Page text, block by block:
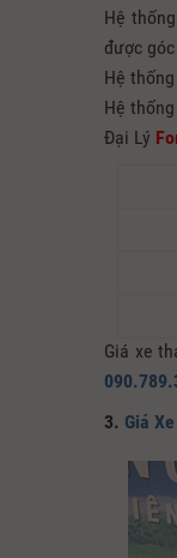
Hệ
được
Hệ
Hệ
Đại Lý
Giá xe
3. Giá